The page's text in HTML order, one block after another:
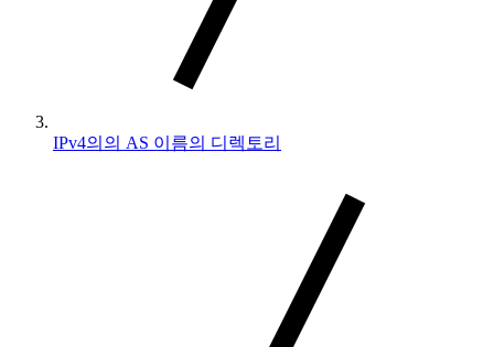
IPv4의의 AS 이름의 디렉토리